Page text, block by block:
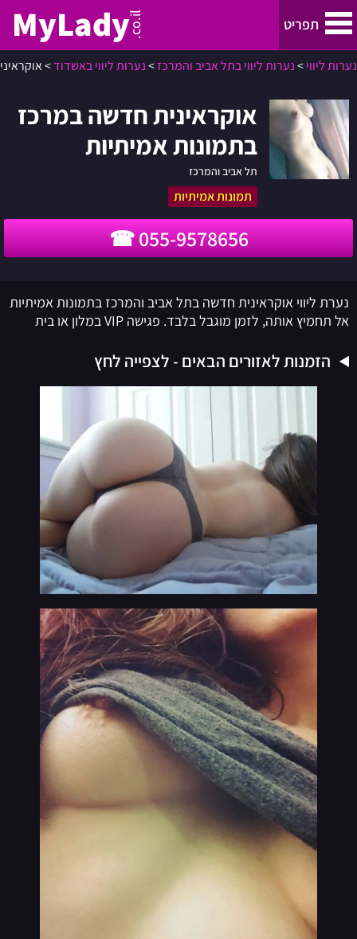
תפריט MyLady.co.il
נערות ליווי
נערות ליווי בתל אביב והמרכז
נערות ליווי בחיפה, קריות והצפון
ירושלים
באר שבע
VIP
נערות ליווי בתמונות אמיתיות
נערות ליווי>נערות ליווי בתל אביב והמרכז>נערות ליווי באשדוד>
אוקראינית חדשה במרכז
בתמונות אמיתיות
תל אביב והמרכז
תמונות אמיתיות
055-9578656
נערת ליווי אוקראינית חדשה בתל אביב והמרכז בתמונות אמיתיות
אל תחמיץ אותה, לזמן מוגבל בלבד. פגישה VIP במלון או בית
הזמנות לאזורים הבאים - לצפייה לחץ